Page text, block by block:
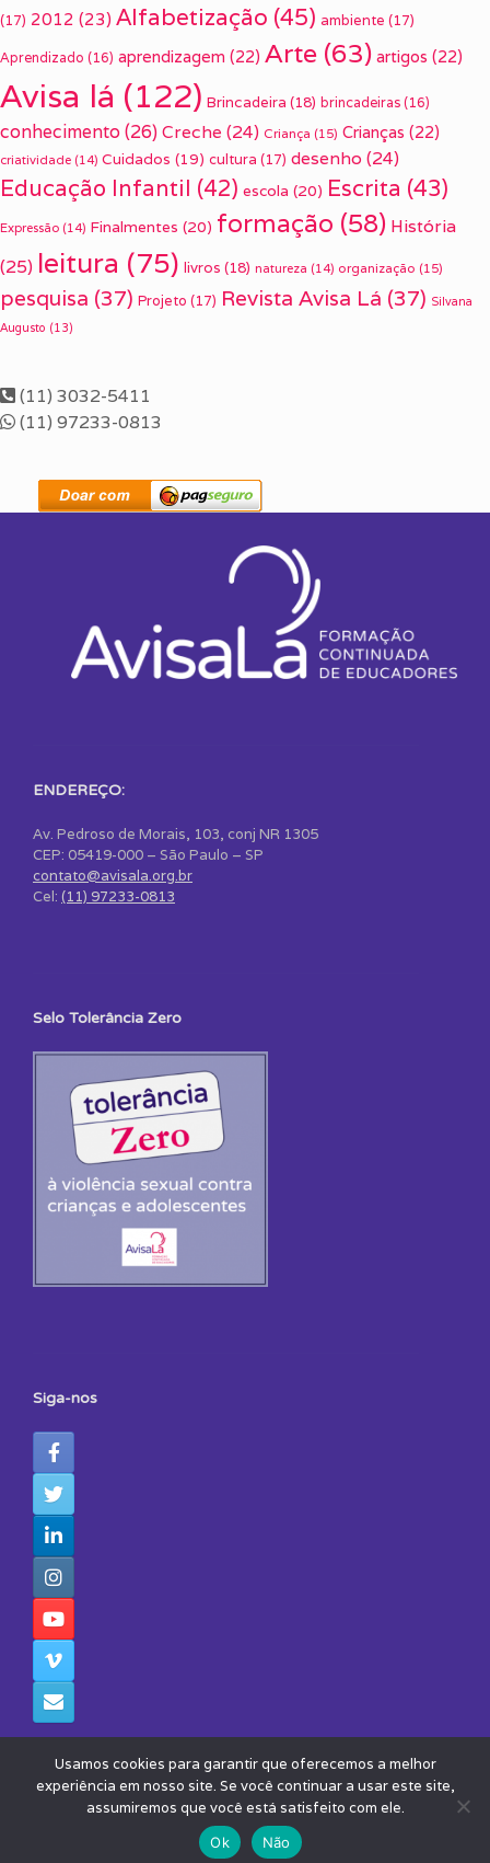
(17) 2012 (23) Alfabetização (45) ambiente (17)
Aprendizado (16) aprendizagem (22) Arte (63) artigos (22)
Avisa lá (122) Brincadeira (18) brincadeiras (16)
conhecimento(26) Creche (24) Criança (15) Crianças (22)
criatividade (14) Cuidados (19) cultura (17) desenho (24)
Educação Infantil (42) escola (20) Escrita (43)
Expressão (14) Finalmentes (20) formação (58) História
(25) leitura (75) livros (18) natureza (14) organização (15)
pesquisa (37) Projeto (17) Revista Avisa Lá (37) Silvana
Augusto (13)
(11) 3032-5411
(11) 97233-0813
ENDEREÇO:
Av. Pedroso de Morais, 103, conj NR 1305
CEP: 05419-000 – São Paulo – SP
contato@avisala.org.br
Cel: (11) 97233-0813
Selo Tolerância Zero
Siga-nos
© 2026 - Todos os Direitos Reservados - Instituto Avisa Lá
Theme by
SiteOrigin
Usamos cookies para garantir que oferecemos a melhor
experiência em nosso site. Se você continuar a usar este site,
assumiremos que você está satisfeito com ele.
Ok Não